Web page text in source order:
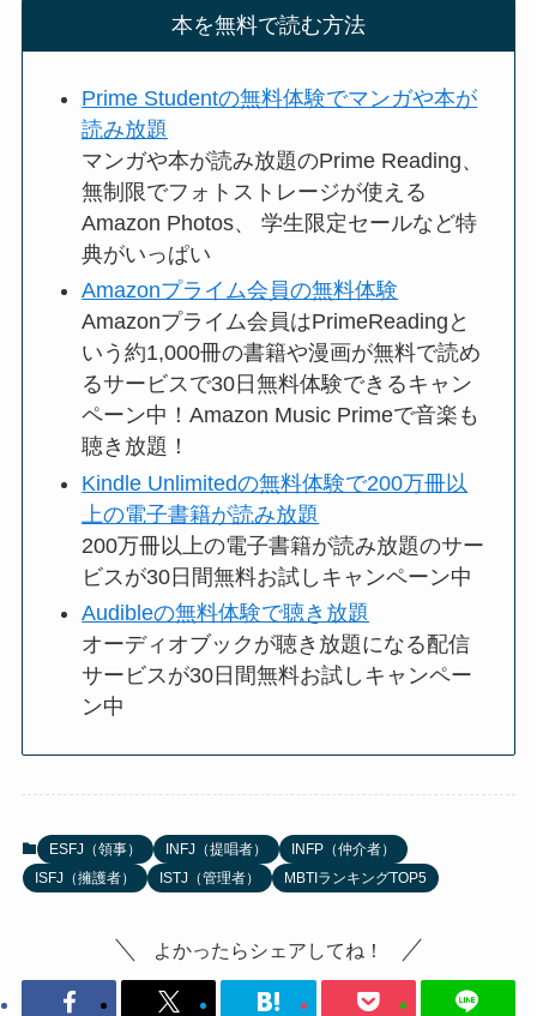
本を無料で読む方法
Prime Studentの無料体験でマンガや本が
読み放題
マンガや本が読み放題のPrime Reading、
無制限でフォトストレージが使える
Amazon Photos、 学生限定セールなど特
典がいっぱい
Amazonプライム会員の無料体験
Amazonプライム会員はPrimeReadingと
いう約1,000冊の書籍や漫画が無料で読め
るサービスで30日無料体験できるキャン
ペーン中！Amazon Music Primeで音楽も
聴き放題！
Kindle Unlimitedの無料体験で200万冊以
上の電子書籍が読み放題
200万冊以上の電子書籍が読み放題のサー
ビスが30日間無料お試しキャンペーン中
Audibleの無料体験で聴き放題
オーディオブックが聴き放題になる配信
サービスが30日間無料お試しキャンペー
ン中
ESFJ（領事） INFJ（提唱者）
INFP（仲介者）
ISFJ（擁護者）
ISTJ（管理者） MBTIランキングTOP5
よかったらシェアしてね！